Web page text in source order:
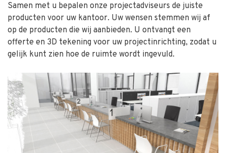
Samen met u bepalen onze projectadviseurs de juiste
producten voor uw kantoor. Uw wensen stemmen wij af
op de producten die wij aanbieden. U ontvangt een
offerte en 3D tekening voor uw projectinrichting, zodat u
gelijk kunt zien hoe de ruimte wordt ingevuld.